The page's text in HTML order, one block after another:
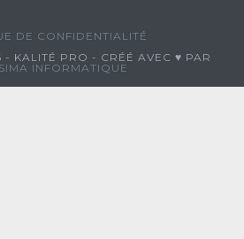
DE CONFIDENTIALITÉ
KALITÉ PRO - CRÉÉ AVEC ♥ PAR
INFORMATIQUE